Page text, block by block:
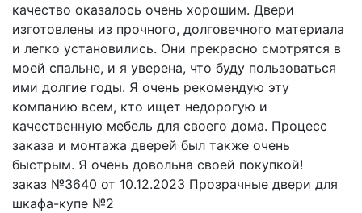
качество оказалось очень хорошим. Двери
изготовлены из прочного, долговечного материала
и легко установились. Они прекрасно смотрятся в
моей спальне, и я уверена, что буду пользоваться
ими долгие годы. Я очень рекомендую эту
компанию всем, кто ищет недорогую и
качественную мебель для своего дома. Процесс
заказа и монтажа дверей был также очень
быстрым. Я очень довольна своей покупкой!
заказ №3640 от 10.12.2023 Прозрачные двери для
шкафа-купе №2